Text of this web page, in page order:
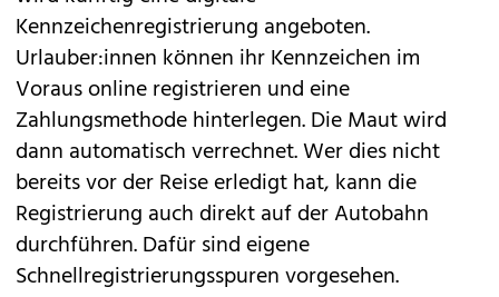
Kennzeichenregistrierung angeboten.
Urlauber:innen können ihr Kennzeichen im
Voraus online registrieren und eine
Zahlungsmethode hinterlegen. Die Maut wird
dann automatisch verrechnet. Wer dies nicht
bereits vor der Reise erledigt hat, kann die
Registrierung auch direkt auf der Autobahn
durchführen. Dafür sind eigene
Schnellregistrierungsspuren vorgesehen.